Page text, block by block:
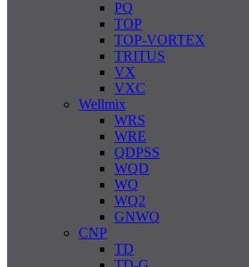
PQ
TOP
TOP-VORTEX
TRITUS
VX
VXC
Wellmix
WRS
WRE
QDPSS
WQD
WQ
WQ2
GNWQ
CNP
TD